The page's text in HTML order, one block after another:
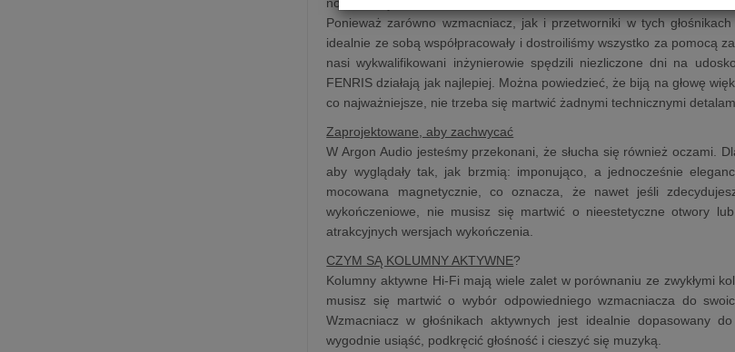
Ponieważ zarówno wzmacniacz, jak i przetworniki w tych
idealnie ze sobą współpracowały i dostroiliśmy wszystko za pomocą
nasi wykwalifikowani inżynierowie spędzili niezliczone dni na
FENRIS działają jak najlepiej. Można powiedzieć, że biją na głowę
co najważniejsze, nie trzeba się martwić żadnymi technicznymi
Zaprojektowane, aby zachwycać
W Argon Audio jesteśmy przekonani, że słucha się również oczami.
aby wyglądały tak, jak brzmią: imponująco, a jednocześnie
mocowana magnetycznie, co oznacza, że nawet jeśli
wykończeniowe, nie musisz się martwić o nieestetyczne otwory
atrakcyjnych wersjach wykończenia.
CZYM SĄ KOLUMNY AKTYWNE?
Kolumny aktywne Hi-Fi mają wiele zalet w porównaniu ze zwykłymi
musisz się martwić o wybór odpowiedniego wzmacniacza do
Wzmacniacz w głośnikach aktywnych jest idealnie dopasowany
wygodnie usiąść, podkręcić głośność i cieszyć się muzyką.